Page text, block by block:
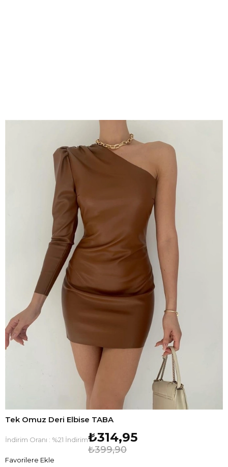
Tek Omuz Deri Elbise TABA
İndirim Oranı : %21 İndirim
₺399,90
₺314,95
Favorilere Ekle